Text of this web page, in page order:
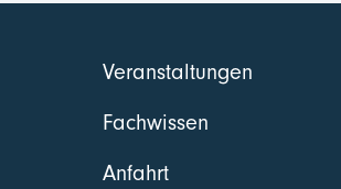
Veranstaltungen
Fachwissen
Anfahrt